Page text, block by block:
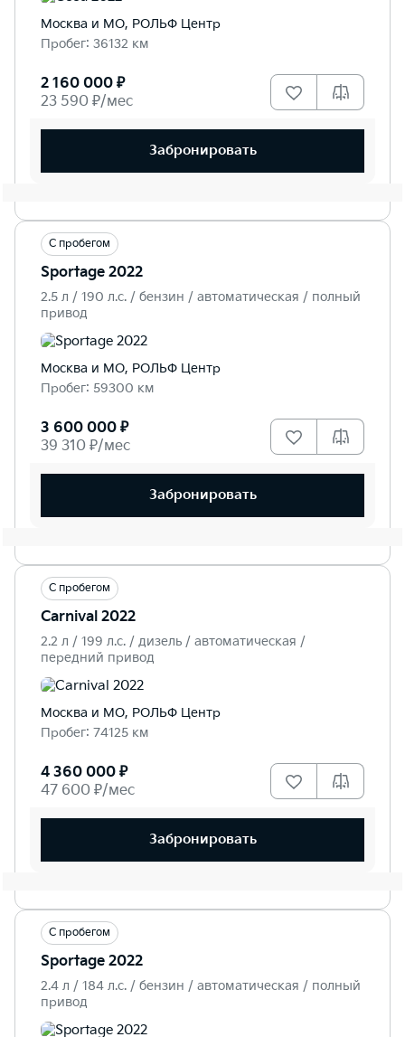
Москва и МО, РОЛЬФ Центр
Пробег: 36132 км
2 160 000 ₽
23 590 ₽/мес
Забронировать
С пробегом
Sportage 2022
2.5 л / 190 л.c. / бензин / автоматическая / полный
привод
Москва и МО, РОЛЬФ Центр
Пробег: 59300 км
3 600 000 ₽
39 310 ₽/мес
Забронировать
С пробегом
Carnival 2022
2.2 л / 199 л.c. / дизель / автоматическая /
передний привод
Москва и МО, РОЛЬФ Центр
Пробег: 74125 км
4 360 000 ₽
47 600 ₽/мес
Забронировать
С пробегом
Sportage 2022
2.4 л / 184 л.c. / бензин / автоматическая / полный
привод